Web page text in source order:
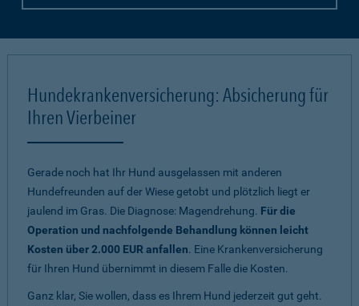
Hundekrankenversicherung: Absicherung für
Ihren Vierbeiner
Gerade noch hat Ihr Hund ausgelassen mit anderen
Hundefreunden auf der Wiese getobt und plötzlich liegt er
jaulend im Gras. Die Diagnose: Magendrehung. Für die
Operation und nachfolgende Behandlung können leicht
Kosten über 2.000 EUR anfallen. Eine Krankenversicherung
für Ihren Hund übernimmt in diesem Falle die Kosten.
Ganz klar, Sie wollen, dass es Ihrem Hund jederzeit gut geht.